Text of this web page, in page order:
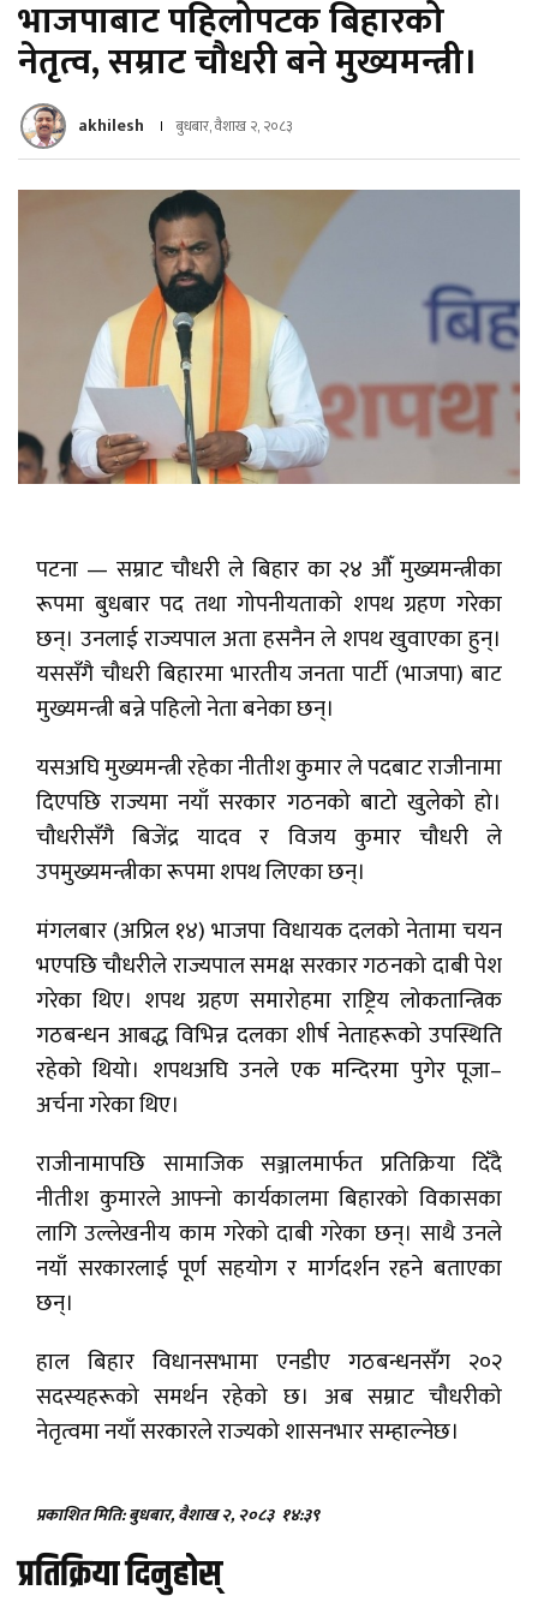
भाजपाबाट पहिलोपटक बिहारको
नेतृत्व, सम्राट चौधरी बने मुख्यमन्त्री।
akhilesh बुधबार, वैशाख २, २०८३
पटना — सम्राट चौधरी ले बिहार का २४ औँ मुख्यमन्त्रीका
रूपमा बुधबार पद तथा गोपनीयताको शपथ ग्रहण गरेका
छन्। उनलाई राज्यपाल अता हसनैन ले शपथ खुवाएका हुन्।
यससँगै चौधरी बिहारमा भारतीय जनता पार्टी (भाजपा) बाट
मुख्यमन्त्री बन्ने पहिलो नेता बनेका छन्।
यसअघि मुख्यमन्त्री रहेका नीतीश कुमार ले पदबाट राजीनामा
दिएपछि राज्यमा नयाँ सरकार गठनको बाटो खुलेको हो।
चौधरीसँगै बिजेंद्र यादव र विजय कुमार चौधरी ले
उपमुख्यमन्त्रीका रूपमा शपथ लिएका छन्।
मंगलबार (अप्रिल १४) भाजपा विधायक दलको नेतामा चयन
भएपछि चौधरीले राज्यपाल समक्ष सरकार गठनको दाबी पेश
गरेका थिए। शपथ ग्रहण समारोहमा राष्ट्रिय लोकतान्त्रिक
गठबन्धन आबद्ध विभिन्न दलका शीर्ष नेताहरूको उपस्थिति
रहेको थियो। शपथअघि उनले एक मन्दिरमा पुगेर पूजा–
अर्चना गरेका थिए।
राजीनामापछि सामाजिक सञ्जालमार्फत प्रतिक्रिया दिँदै
नीतीश कुमारले आफ्नो कार्यकालमा बिहारको विकासका
लागि उल्लेखनीय काम गरेको दाबी गरेका छन्। साथै उनले
नयाँ सरकारलाई पूर्ण सहयोग र मार्गदर्शन रहने बताएका
छन्।
हाल बिहार विधानसभामा एनडीए गठबन्धनसँग २०२
सदस्यहरूको समर्थन रहेको छ। अब सम्राट चौधरीको
नेतृत्वमा नयाँ सरकारले राज्यको शासनभार सम्हाल्नेछ।
प्रकाशित मिति: बुधबार, वैशाख २, २०८३ १४:३९
प्रतिक्रिया दिनुहोस्